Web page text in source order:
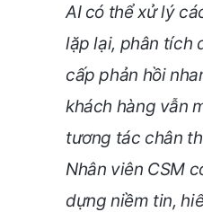
AI có thể xử lý
lặp lại, phân tích
cấp phản hồi
khách hàng vẫn
tương tác chân
Nhân viên CSM
dựng niềm tin,